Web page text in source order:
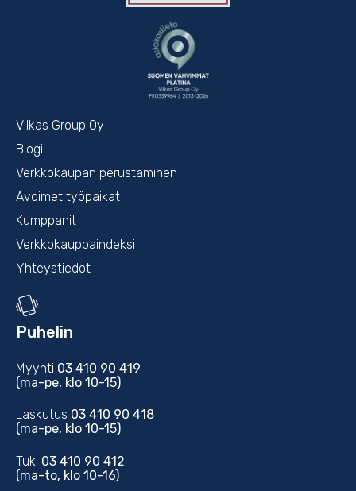
Vilkas Group Oy
Blogi
Verkkokaupan perustaminen
Avoimet työpaikat
Kumppanit
Verkkokauppaindeksi
Yhteystiedot
Puhelin
Myynti 03 410 90 419
(ma-pe, klo 10-15)
Laskutus 03 410 90 418
(ma-pe, klo 10-15)
Tuki 03 410 90 412
(ma-to, klo 10-16)